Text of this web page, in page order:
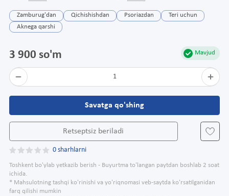
Zamburug'dan Qichishishdan Psoriazdan
Teri uchun
Aknega qarshi
Mavjud
3 900 so'm
1
Savatga qo'shing
Retseptsiz beriladi
0 sharhlarni
Toshkent bo'ylab yetkazib berish - Buyurtma to'langan paytdan boshlab 2 soat
ichida.
* Mahsulotning tashqi ko'rinishi va yo'riqnomasi veb-saytda ko'rsatilganidan
farq qilishi mumkin